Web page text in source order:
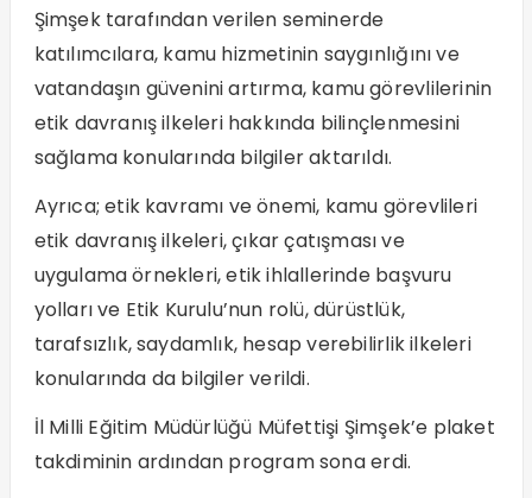
Şimşek tarafından verilen seminerde
katılımcılara, kamu hizmetinin saygınlığını ve
vatandaşın güvenini artırma, kamu görevlilerinin
etik davranış ilkeleri hakkında bilinçlenmesini
sağlama konularında bilgiler aktarıldı.
Ayrıca; etik kavramı ve önemi, kamu görevlileri
etik davranış ilkeleri, çıkar çatışması ve
uygulama örnekleri, etik ihlallerinde başvuru
yolları ve Etik Kurulu’nun rolü, dürüstlük,
tarafsızlık, saydamlık, hesap verebilirlik ilkeleri
konularında da bilgiler verildi.
İl Milli Eğitim Müdürlüğü Müfettişi Şimşek’e plaket
takdiminin ardından program sona erdi.